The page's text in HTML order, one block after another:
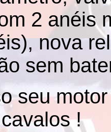
2 anéis
nova
sem
seu
!